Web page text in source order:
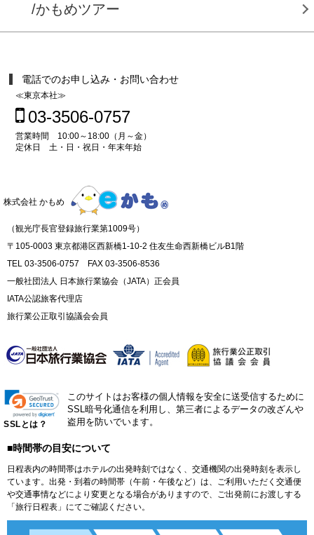
/かもめツアー
電話でのお申し込み・お問い合わせ
≪東京本社≫
03-3506-0757
営業時間 10:00～18:00（月～金）
定休日 土・日・祝日・年末年始
株式会社 かもめ
（観光庁長官登録旅行業第1009号）
〒105-0003 東京都港区西新橋1-10-2 住友生命西新橋ビルB1階
TEL 03-3506-0757 FAX 03-3506-8536
一般社団法人 日本旅行業協会（JATA）正会員
IATA公認旅客代理店
旅行業公正取引協議会会員
SSLとは？
このサイトはお客様の個人情報を安全に送受信するために
SSL暗号化通信を利用し、第三者によるデータの改ざんや
盗用を防いでいます。
■時間帯の目安について
日程表内の時間帯はホテルの出発時刻ではなく、交通機関の出発時刻を表示し
ています。出発・到着の時間帯（午前・午後など）は、ご利用いただく交通便
や交通事情などにより変更となる場合がありますので、ご出発前にお渡しする
「旅行日程表」にてご確認ください。